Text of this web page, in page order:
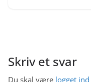
Skriv et svar
Du skal være logget ind